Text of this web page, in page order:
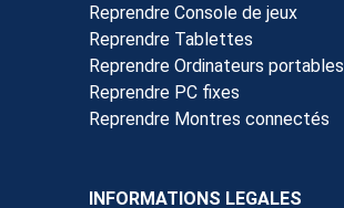
Reprendre Console de jeux
Reprendre Tablettes
Reprendre Ordinateurs portables
Reprendre PC fixes
Reprendre Montres connectés
INFORMATIONS LEGALES